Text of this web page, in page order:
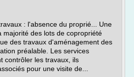
: l'absence du proprié... Une
majorité des lots de copropriété
des travaux d'aménagement des
préalable. Les services
contrôler les travaux, ils
pour une visite de...